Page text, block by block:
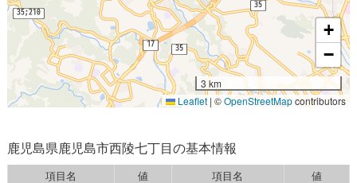
+
−
3 km
Leaflet | ©OpenStreetMapcontributors
鹿児島県鹿児島市西陵七丁目の基本情報
項目名 値 項目名
値